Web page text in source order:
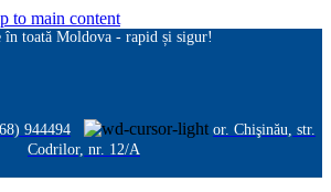
to main content
în toată Moldova - rapid și sigur!
944494
or. Chişinău, str.
Codrilor, nr. 12/A